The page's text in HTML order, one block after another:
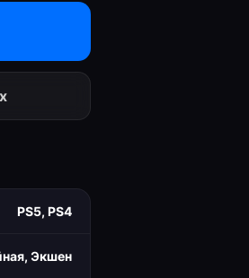
PS5, PS4
Экшен